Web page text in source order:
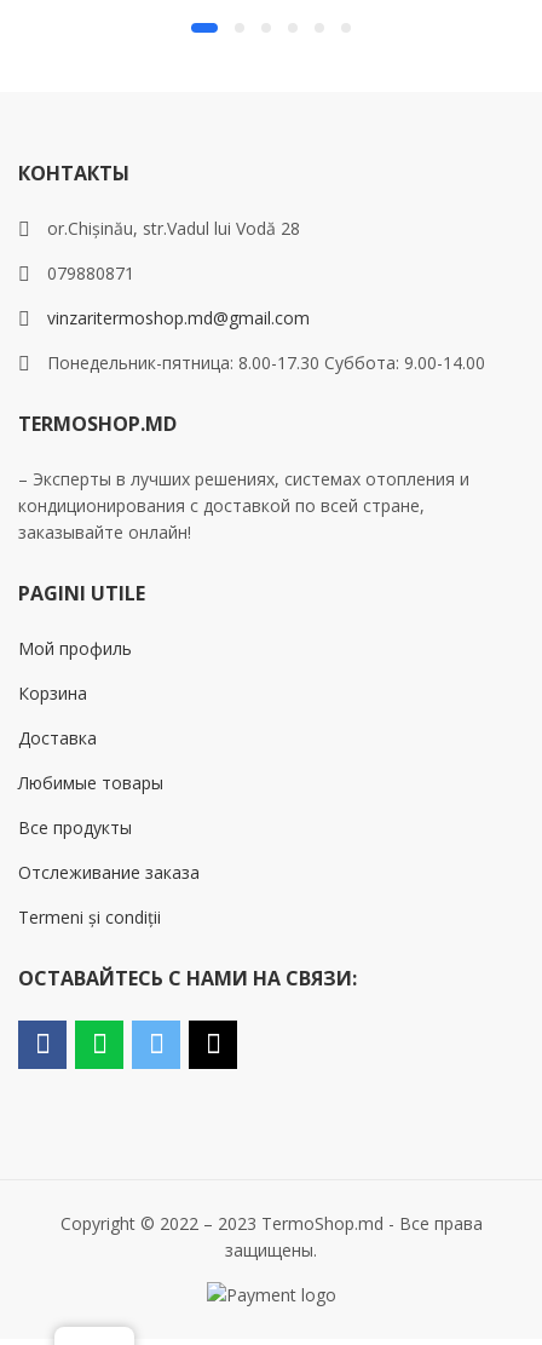
КОНТАКТЫ
or.Chișinău, str.Vadul lui Vodă 28
079880871
vinzaritermoshop.md@gmail.com
Понедельник-пятница: 8.00-17.30 Суббота: 9.00-14.00
TERMOSHOP.MD
– Эксперты в лучших решениях, системах отопления и
кондиционирования с доставкой по всей стране,
заказывайте онлайн!
PAGINI UTILE
Мой профиль
Корзина
Доставка
Любимые товары
Все продукты
Отслеживание заказа
Termeni și condiții
ОСТАВАЙТЕСЬ С НАМИ НА СВЯЗИ:
Copyright © 2022 – 2023 TermoShop.md - Все права
защищены.